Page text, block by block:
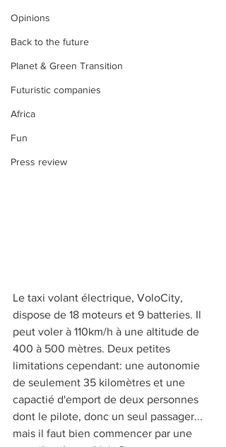
Opinions
Back to the future
Planet & Green Transition
Futuristic companies
Africa
Fun
Press review
Le taxi volant électrique, VoloCity,
dispose de 18 moteurs et 9 batteries. Il
peut voler à 110km/h à une altitude de
400 à 500 mètres. Deux petites
limitations cependant: une autonomie
de seulement 35 kilomètres et une
capactié d'emport de deux personnes
dont le pilote, donc un seul passager...
mais il faut bien commencer par une